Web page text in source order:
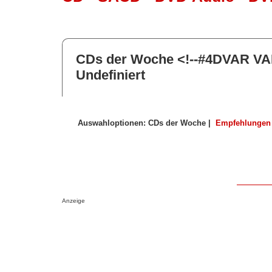
CDs der Woche <!--#4DVAR
Undefiniert
Auswahloptionen: CDs der Woche | Empfehlungen
Anzeige